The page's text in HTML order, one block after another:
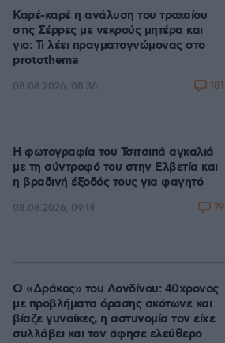
Καρέ-καρέ η ανάλυση του τροχαίου
στις Σέρρες με νεκρούς μητέρα και
γιο: Τι λέει πραγματογνώμονας στο
protothema
08.08.2026, 08:36 181
Η φωτογραφία του Τσιτσιπά αγκαλιά
με τη σύντροφό του στην Ελβετία και
η βραδινή έξοδός τους για φαγητό
08.08.2026, 09:14 79
Ο «Δράκος» του Λονδίνου: 40χρονος
με προβλήματα όρασης σκότωνε και
βίαζε γυναίκες, η αστυνομία τον είχε
συλλάβει και τον άφησε ελεύθερο